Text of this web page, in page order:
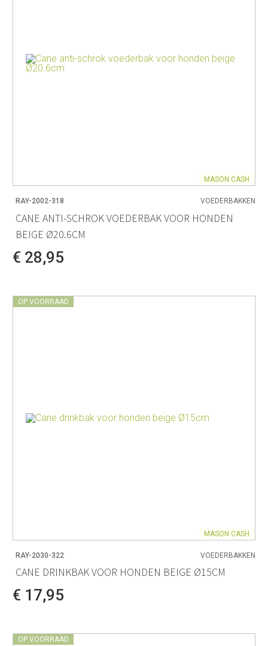
MASON CASH
RAY-2002-318 VOEDERBAKKEN
CANE ANTI-SCHROK VOEDERBAK VOOR HONDEN
BEIGE Ø20.6CM
€ 28,95
OP VOORRAAD
MASON CASH
RAY-2030-322 VOEDERBAKKEN
CANE DRINKBAK VOOR HONDEN BEIGE Ø15CM
€ 17,95
OP VOORRAAD